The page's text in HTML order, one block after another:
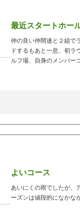
最近スタートホー
仲の良い仲間達と２組で
ドするもあと一息、初
ルフ場、自身のメンバー
よいコース
あいにくの雨でしたが、
ーズンは値段的になかな